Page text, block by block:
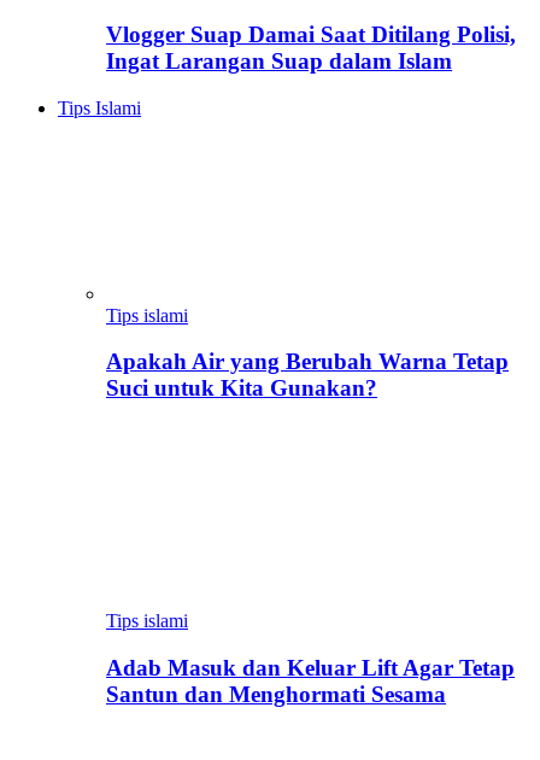
Vlogger Suap Damai Saat Ditilang Polisi,
Ingat Larangan Suap dalam Islam
Tips Islami
Tips islami
Apakah Air yang Berubah Warna Tetap
Suci untuk Kita Gunakan?
Tips islami
Adab Masuk dan Keluar Lift Agar Tetap
Santun dan Menghormati Sesama